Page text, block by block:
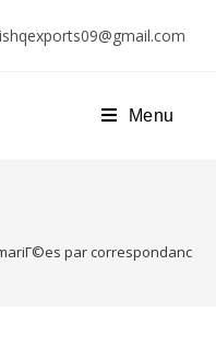
Menu
par correspondance